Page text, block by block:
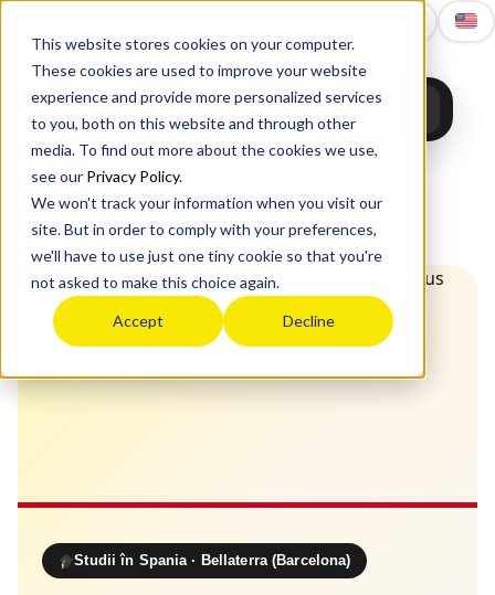
This website stores cookies on your computer.
These cookies are used to improve your website
experience and provide more personalized services
to you, both on this website and through other
media. To find out more about the cookies we use,
see our Privacy Policy.
We won't track your information when you visit our
site. But in order to comply with your preferences,
we'll have to use just one tiny cookie so that you're
not asked to make this choice again.
Accept Decline
UpgradeEducation
Acasă ›Studii în străinătate›Europa› Spania›
Universitat Autònoma de Barcelona
Studii în Spania · Bellaterra (Barcelona)